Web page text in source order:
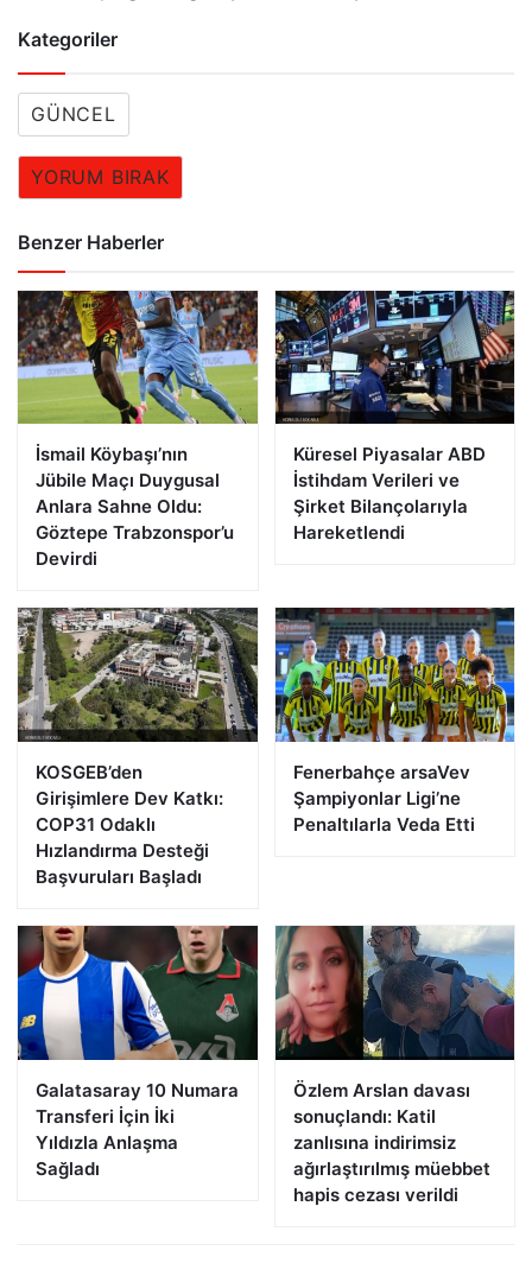
Kategoriler
GÜNCEL
YORUM BIRAK
Benzer Haberler
İsmail Köybaşı’nın
Jübile Maçı Duygusal
Anlara Sahne Oldu:
Göztepe Trabzonspor’u
Devirdi
Küresel Piyasalar ABD
İstihdam Verileri ve
Şirket Bilançolarıyla
Hareketlendi
KOSGEB’den
Girişimlere Dev Katkı:
COP31 Odaklı
Hızlandırma Desteği
Başvuruları Başladı
Fenerbahçe arsaVev
Şampiyonlar Ligi’ne
Penaltılarla Veda Etti
Galatasaray 10 Numara
Transferi İçin İki
Yıldızla Anlaşma
Sağladı
Özlem Arslan davası
sonuçlandı: Katil
zanlısına indirimsiz
ağırlaştırılmış müebbet
hapis cezası verildi